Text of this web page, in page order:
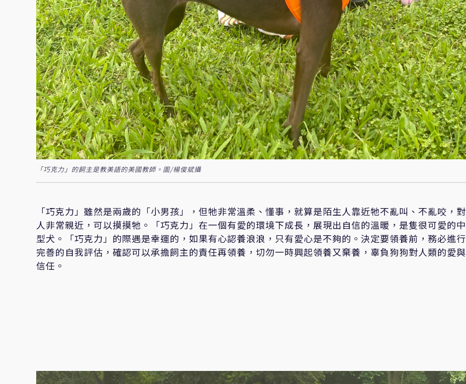
「巧克力」的飼主是教美語的美國教師。圖/楊俊斌攝
「巧克力」雖然是兩歲的「小男孩」，但牠非常溫柔、懂事，就算是陌生人靠近牠不亂叫、不亂咬，對
人非常親近，可以摸摸牠。「巧克力」在一個有愛的環境下成長，展現出自信的溫暖，是隻很可愛的中
型犬。「巧克力」的際遇是幸運的，如果有心認養浪浪，只有愛心是不夠的。決定要領養前，務必進行
完善的自我評估，確認可以承擔飼主的責任再領養，切勿一時興起領養又棄養，辜負狗狗對人類的愛與
信任。